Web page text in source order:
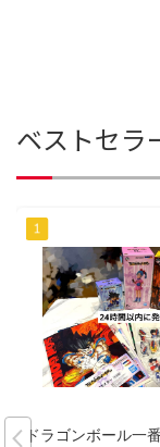
ベストセラ
ドラゴンボール一